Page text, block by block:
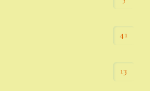
41
13